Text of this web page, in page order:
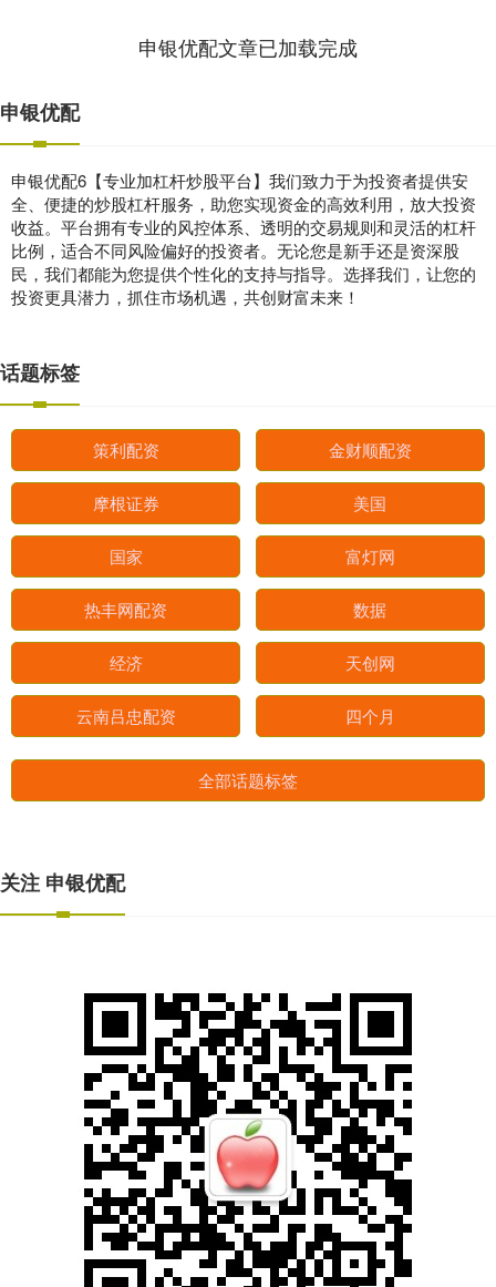
申银优配文章已加载完成
申银优配
申银优配6【专业加杠杆炒股平台】我们致力于为投资者提供安
全、便捷的炒股杠杆服务，助您实现资金的高效利用，放大投资
收益。平台拥有专业的风控体系、透明的交易规则和灵活的杠杆
比例，适合不同风险偏好的投资者。无论您是新手还是资深股
民，我们都能为您提供个性化的支持与指导。选择我们，让您的
投资更具潜力，抓住市场机遇，共创财富未来！
话题标签
策利配资 金财顺配资
摩根证券 美国
国家 富灯网
热丰网配资 数据
经济 天创网
云南吕忠配资 四个月
全部话题标签
关注 申银优配